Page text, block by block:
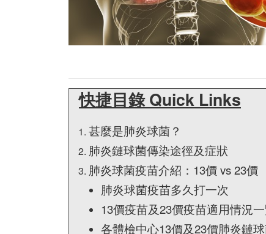
快捷目錄 Quick Links
甚麼是肺炎球菌？
肺炎鏈球菌傳染途徑及症狀
肺炎球菌疫苗介紹：13價 vs 23價
肺炎球菌疫苗多久打一次
13價疫苗及23價疫苗適用情況
各體檢中心13價及23價肺炎鏈